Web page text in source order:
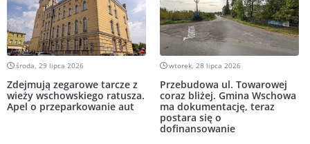
środa, 29 lipca 2026
Zdejmują zegarowe tarcze z
wieży wschowskiego ratusza.
Apel o przeparkowanie aut
wtorek, 28 lipca 2026
Przebudowa ul. Towarowej
coraz bliżej. Gmina Wschowa
ma dokumentację, teraz
postara się o
dofinansowanie